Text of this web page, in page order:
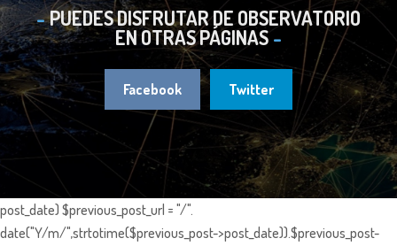
PUEDES DISFRUTAR DE OBSERVATORIO
EN OTRAS PÁGINAS
Facebook Twitter
post_date) $previous_post_url = "/".
date("Y/m/",strtotime($previous_post->post_date)).$previous_post-